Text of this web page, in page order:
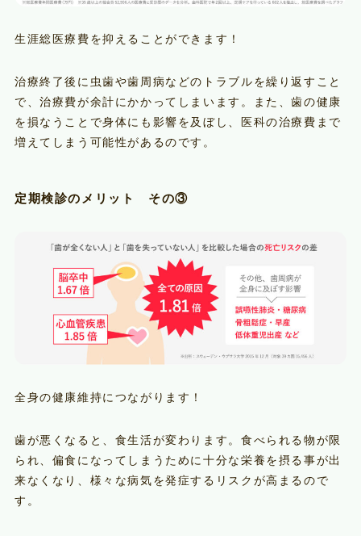
生涯総医療費を抑えることができます！
治療終了後に虫歯や歯周病などのトラブルを繰り返すこと
で、治療費が余計にかかってしまいます。また、歯の健康
を損なうことで身体にも影響を及ぼし、医科の治療費まで
増えてしまう可能性があるのです。
定期検診のメリット その③
全身の健康維持につながります！
歯が悪くなると、食生活が変わります。食べられる物が限
られ、偏食になってしまうために十分な栄養を摂る事が出
来なくなり、様々な病気を発症するリスクが高まるので
す。